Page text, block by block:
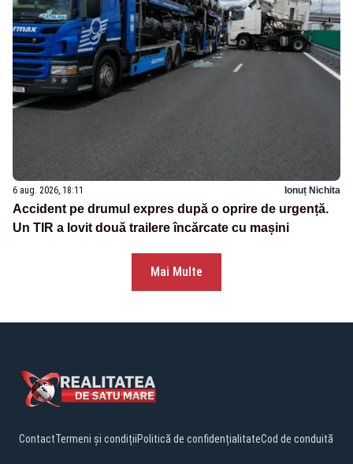
6 aug. 2026, 18:11 Ionuț Nichita
Accident pe drumul expres după o oprire de urgență.
Un TIR a lovit două trailere încărcate cu mașini
Mai Multe
ContactTermeni și condițiiPolitică de confidențialitateCod de conduită